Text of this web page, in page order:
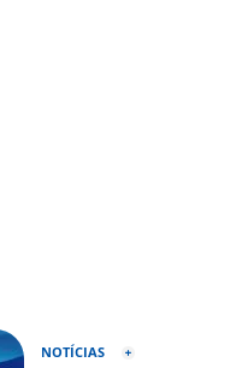
NOTÍCIAS